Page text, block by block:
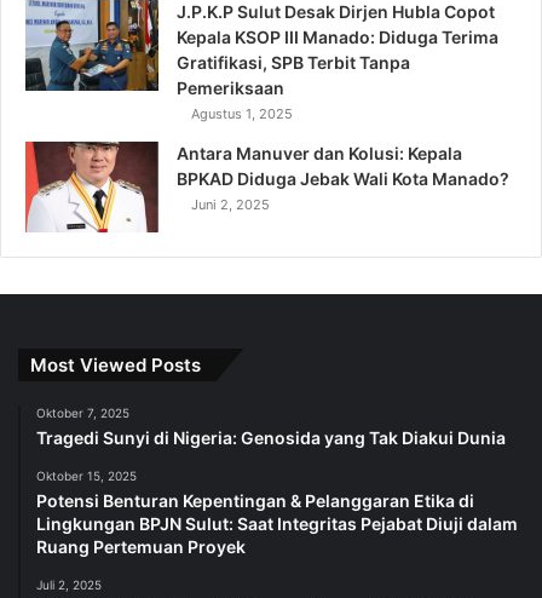
J.P.K.P Sulut Desak Dirjen Hubla Copot
Kepala KSOP III Manado: Diduga Terima
Gratifikasi, SPB Terbit Tanpa
Pemeriksaan
Agustus 1, 2025
Antara Manuver dan Kolusi: Kepala
BPKAD Diduga Jebak Wali Kota Manado?
Juni 2, 2025
Most Viewed Posts
Oktober 7, 2025
Tragedi Sunyi di Nigeria: Genosida yang Tak Diakui Dunia
Oktober 15, 2025
Potensi Benturan Kepentingan & Pelanggaran Etika di
Lingkungan BPJN Sulut: Saat Integritas Pejabat Diuji dalam
Ruang Pertemuan Proyek
Juli 2, 2025